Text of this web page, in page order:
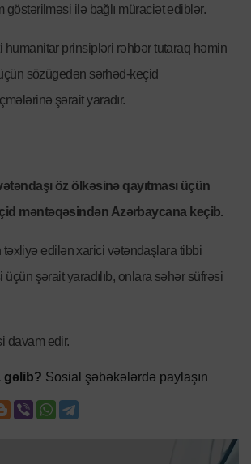
göstərilməsi ilə bağlı müraciət ediblər.
humanitar prinsipləri rəhbər tutaraq həmin
sözügedən sərhəd-keçid
şərait yaradır.
öz ölkəsinə qayıtması üçün
məntəqəsindən Azərbaycana keçib.
təxliyə edilən xarici vətəndaşlara tibbi
şərait yaradılıb, onlara səhər süfrəsi
davam edir.
gəlib? Sosial şəbəkələrdə paylaşın